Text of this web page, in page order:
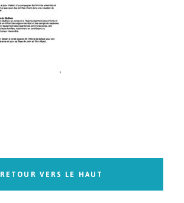
RETOUR VERS LE HAUT